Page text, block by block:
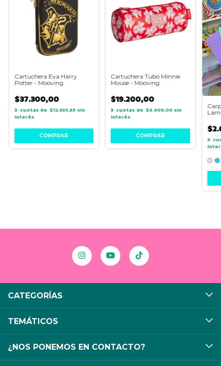
Cartuchera Eva Harry
Potter - Mooving
$37.300,00
3 $12.433,33 sin
interés
Cartuchera Tubo Minnie
Mouse - Mooving
$19.200,00
3 $6.400,00 sin
interés
3
CATEGORÍAS
TEMÁTICOS
¿NOS PONEMOS EN CONTACTO?